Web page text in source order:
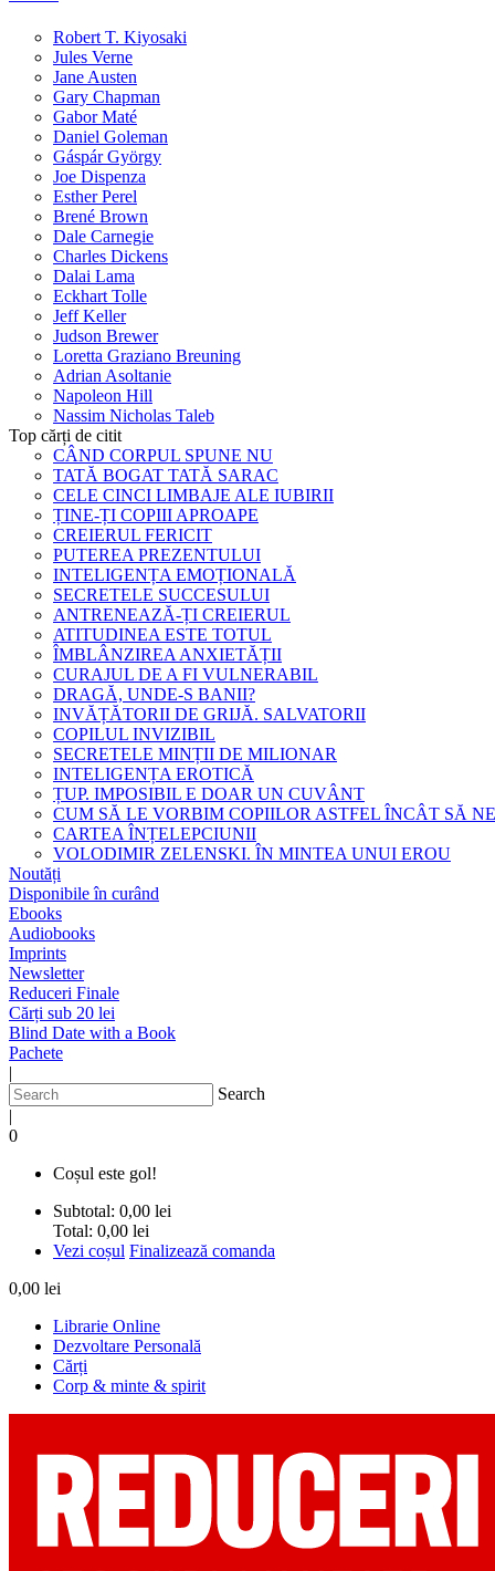
Robert T. Kiyosaki
Jules Verne
Jane Austen
Gary Chapman
Gabor Maté
Daniel Goleman
Gáspár György
Joe Dispenza
Esther Perel
Brené Brown
Dale Carnegie
Charles Dickens
Dalai Lama
Eckhart Tolle
Jeff Keller
Judson Brewer
Loretta Graziano Breuning
Adrian Asoltanie
Napoleon Hill
Nassim Nicholas Taleb
Top cărți de citit
CÂND CORPUL SPUNE NU
TATĂ BOGAT TATĂ SARAC
CELE CINCI LIMBAJE ALE IUBIRII
ȚINE-ȚI COPIII APROAPE
CREIERUL FERICIT
PUTEREA PREZENTULUI
INTELIGENȚA EMOȚIONALĂ
SECRETELE SUCCESULUI
ANTRENEAZĂ-ȚI CREIERUL
ATITUDINEA ESTE TOTUL
ÎMBLÂNZIREA ANXIETĂȚII
CURAJUL DE A FI VULNERABIL
DRAGĂ, UNDE-S BANII?
INVĂȚĂTORII DE GRIJĂ. SALVATORII
COPILUL INVIZIBIL
SECRETELE MINȚII DE MILIONAR
INTELIGENȚA EROTICĂ
ȚUP. IMPOSIBIL E DOAR UN CUVÂNT
CUM SĂ LE VORBIM COPIILOR ASTFEL ÎNCÂT SĂ
CARTEA ÎNȚELEPCIUNII
VOLODIMIR ZELENSKI. ÎN MINTEA UNUI EROU
Noutăți
Disponibile în curând
Ebooks
Audiobooks
Imprints
Newsletter
Reduceri Finale
Cărți sub 20 lei
Blind Date with a Book
Pachete
|
Search
|
0
Coșul este gol!
Subtotal: 0,00 lei
Total: 0,00 lei
Vezi coșul Finalizează comanda
0,00 lei
Librarie Online
Dezvoltare Personală
Cărți
Corp & minte & spirit